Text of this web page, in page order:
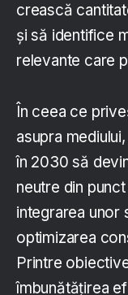
crească
și să identifice
relevante care
În ceea ce
asupra
în 2030 să
neutre din
integrarea unor
optimizarea
Printre
îmbunătățirea